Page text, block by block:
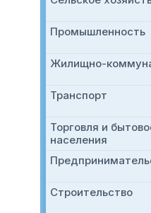
Промышленность
Жилищно-
Транспорт
Торговля и
населения
Строительство